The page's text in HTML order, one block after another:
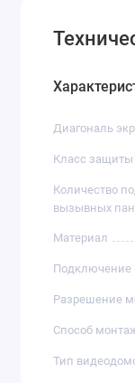
Диагональ
Класс защиты
Количество
вызывных
Материал
Подключение
Разрешение
Способ
Тип